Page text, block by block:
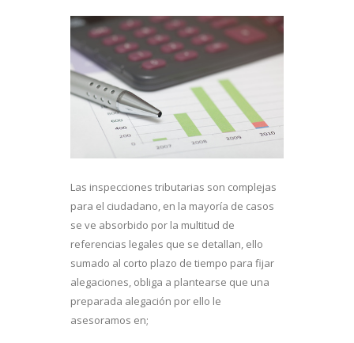
Las inspecciones tributarias son complejas
para el ciudadano, en la mayoría de casos
se ve absorbido por la multitud de
referencias legales que se detallan, ello
sumado al corto plazo de tiempo para fijar
alegaciones, obliga a plantearse que una
preparada alegación por ello le
asesoramos en;